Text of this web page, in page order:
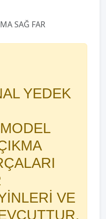
SAĞ FAR
YEDEK
VE